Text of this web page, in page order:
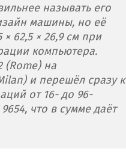
называть его
машины, но её
62,5 × 26,9 см при
компьютера.
(Rome) на
и перешёл сразу к
от 16- до 96-
что в сумме даёт